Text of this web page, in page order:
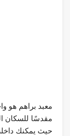
معبد براهم هو
مقدسًا للسكان
حيث يمكنك داخله